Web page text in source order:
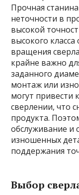
Прочная
неточности в
высокой
высокого
вращения
крайне важно
заданного
монтаж или
могут привести
сверлении, что
продукта.
обслуживание и
изношенных
поддержания
Выбор